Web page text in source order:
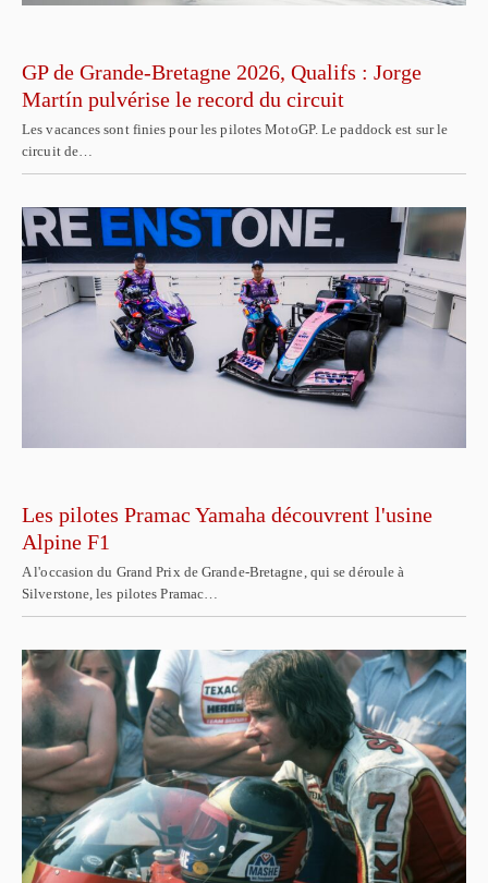
GP de Grande-Bretagne 2026, Qualifs : Jorge
Martín pulvérise le record du circuit
Les vacances sont finies pour les pilotes MotoGP. Le paddock est sur le
circuit de…
Les pilotes Pramac Yamaha découvrent l'usine
Alpine F1
A l'occasion du Grand Prix de Grande-Bretagne, qui se déroule à
Silverstone, les pilotes Pramac…